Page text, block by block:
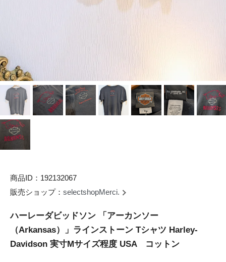
商品ID：192132067
販売ショップ： selectshopMerci.
ハーレーダビッドソン 「アーカンソー
（Arkansas）」ラインストーン Tシャツ Harley-
Davidson 実寸Mサイズ程度 USA コットン